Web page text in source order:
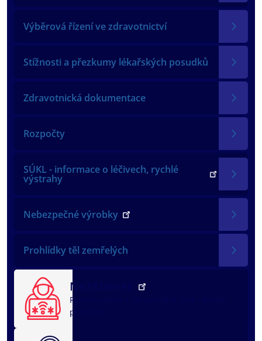
Výběrová řízení ve zdravotnictví
Stížnosti a přezkumy lékařských posudků
Zdravotnická dokumentace
Rozpočty
SÚKL - informace o léčivech, rychlé
výstrahy
Nebezpečné výrobky
Prohlídky těl zemřelých
NežKlikneš
Rychlá pomoc
problém